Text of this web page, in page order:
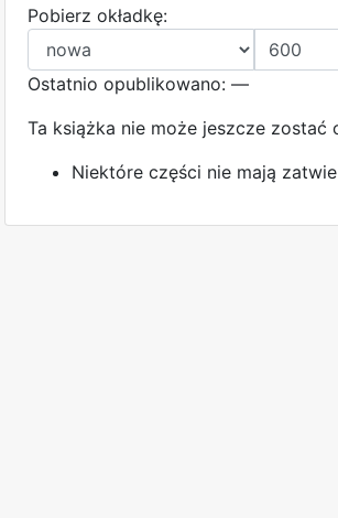
Pobierz okładkę:
Ostatnio opublikowano: —
Ta książka nie może jeszcze zostać
Niektóre części nie mają